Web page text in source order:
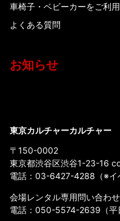
車椅子・ベビーカーをご利
よくある質問
お知らせ
東京カルチャーカルチャー
〒150-0002
東京都渋谷区渋谷1-23-16
電話： 03-6427-4288 （※
会場レンタル専用問い合わせ
電話： 050-5574-2639 （